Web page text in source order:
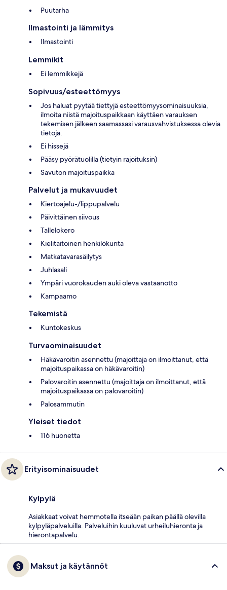
Puutarha
Ilmastointi ja lämmitys
Ilmastointi
Lemmikit
Ei lemmikkejä
Sopivuus/esteettömyys
Jos haluat pyytää tiettyjä esteettömyysominaisuuksia,
ilmoita niistä majoituspaikkaan käyttäen varauksen
tekemisen jälkeen saamassasi varausvahvistuksessa olevia
tietoja.
Ei hissejä
Pääsy pyörätuolilla (tietyin rajoituksin)
Savuton majoituspaikka
Palvelut ja mukavuudet
Kiertoajelu-/lippupalvelu
Päivittäinen siivous
Tallelokero
Kielitaitoinen henkilökunta
Matkatavarasäilytys
Juhlasali
Ympäri vuorokauden auki oleva vastaanotto
Kampaamo
Tekemistä
Kuntokeskus
Turvaominaisuudet
Häkävaroitin asennettu (majoittaja on ilmoittanut, että
majoituspaikassa on häkävaroitin)
Palovaroitin asennettu (majoittaja on ilmoittanut, että
majoituspaikassa on palovaroitin)
Palosammutin
Yleiset tiedot
116 huonetta
Erityisominaisuudet
Kylpylä
Asiakkaat voivat hemmotella itseään paikan päällä olevilla
kylpyläpalveluilla. Palveluihin kuuluvat urheiluhieronta ja
hierontapalvelu.
Maksut ja käytännöt